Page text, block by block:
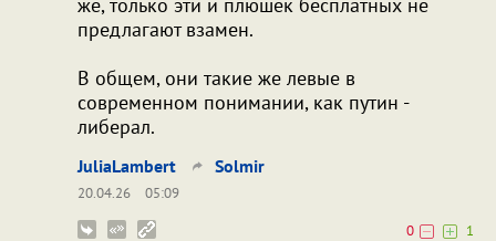
же, только эти и плюшек бесплатных не
предлагают взамен.
В общем, они такие же левые в
современном понимании, как путин -
либерал.
JuliaLambert Solmir
20.04.26
05:09
0
1